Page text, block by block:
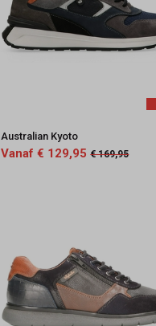
Australian Kyoto
Vanaf € 129,95 € 169,95